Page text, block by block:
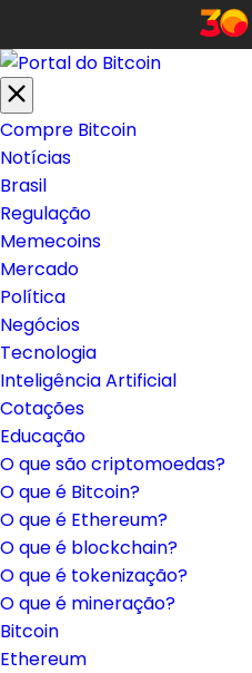
Compre Bitcoin
Notícias
Brasil
Regulação
Memecoins
Mercado
Política
Negócios
Tecnologia
Inteligência Artificial
Cotações
Educação
O que são criptomoedas?
O que é Bitcoin?
O que é Ethereum?
O que é blockchain?
O que é tokenização?
O que é mineração?
Bitcoin
Ethereum